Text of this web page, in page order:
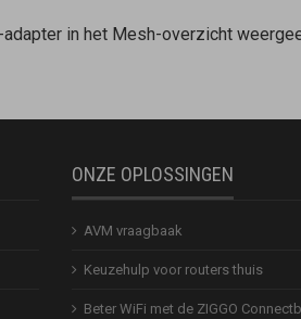
in het Mesh-overzicht
ONZE OPLOSSINGEN
AVM vraagbaak
Keuzehulp voor routers thuis
Beter WiFi met de ZIGGO